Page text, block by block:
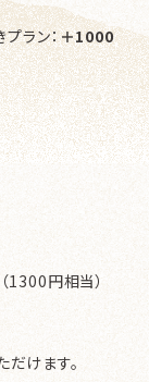
ラン：＋1000
1300円相当）
けます。